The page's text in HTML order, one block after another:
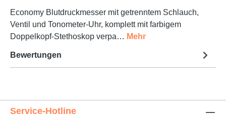
Economy Blutdruckmesser mit getrenntem Schlauch,
Ventil und Tonometer-Uhr, komplett mit farbigem
Doppelkopf-Stethoskop verpa… Mehr
Bewertungen
Service-Hotline